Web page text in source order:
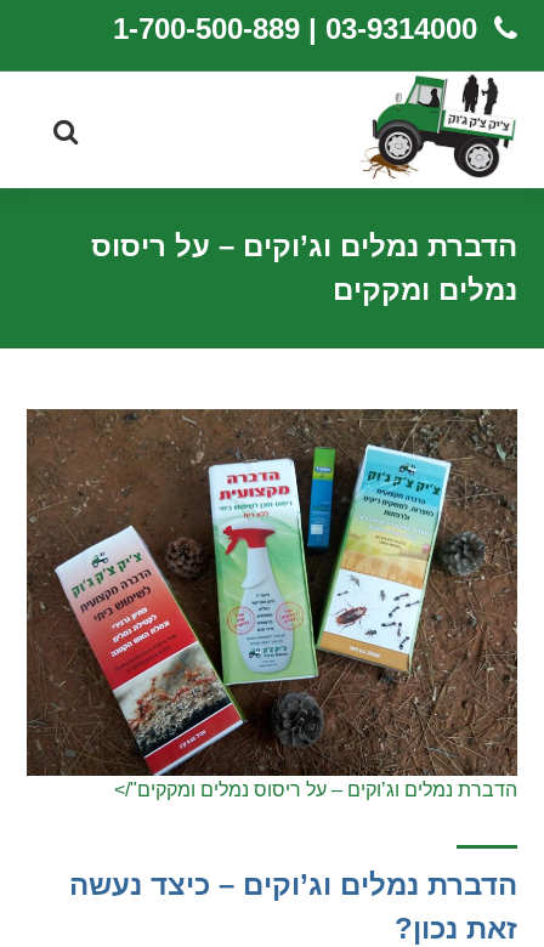
03-9314000 | 1-700-500-889
הדברת נמלים וג’וקים – על ריסוס
נמלים ומקקים
הדברת נמלים וג’וקים – על ריסוס נמלים ומקקים"/>
הדברת נמלים וג’וקים – כיצד נעשה
זאת נכון?